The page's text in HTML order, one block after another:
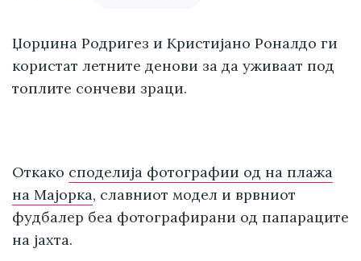
Џорџина Родригез и Кристијано Роналдо ги
користат летните денови за да уживаат под
топлите сончеви зраци.
Откако споделија фотографии од на плажа
на Мајорка, славниот модел и врвниот
фудбалер беа фотографирани од папараците
на јахта.